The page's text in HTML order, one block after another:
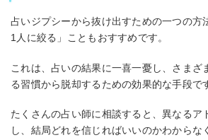
占いジプシーから抜け出すための一つの方
1人に絞る」こともおすすめです。
これは、占いの結果に一喜一憂し、さまざ
る習慣から脱却するための効果的な手段で
たくさんの占い師に相談すると、異なるア
し、結局どれを信じればいいのかわからな